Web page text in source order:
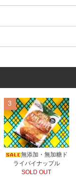
3
無添加・無加糖ド
ライパイナップル
SOLD OUT